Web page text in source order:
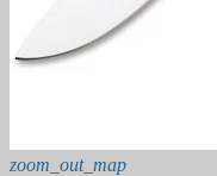
zoom_out_map